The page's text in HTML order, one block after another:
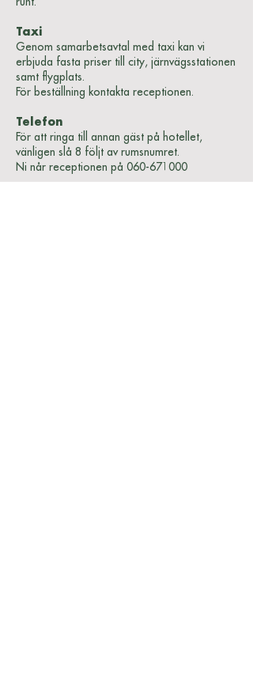
Taxi
Genom samarbetsavtal med taxi kan vi
erbjuda fasta priser till city, järnvägsstationen
samt flygplats.
För beställning kontakta receptionen.
Telefon
För att ringa till annan gäst på hotellet,
vänligen slå 8 följt av rumsnumret.
Ni når receptionen på 060-671000